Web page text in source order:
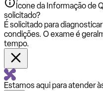
Ícone da Informação de
solicitado?
É solicitado para
condições. O exame é
tempo.
Estamos aqui para atender